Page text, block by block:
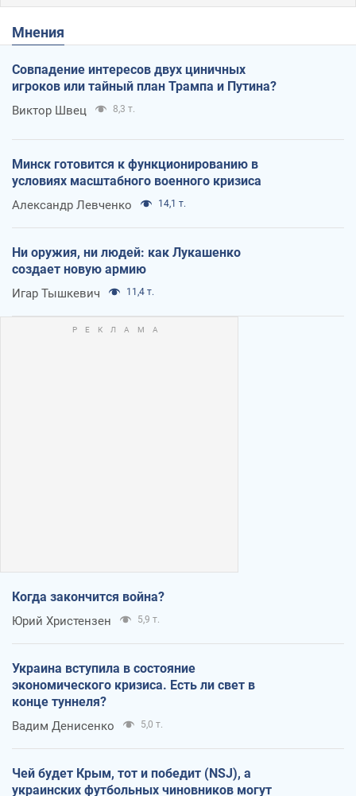
Мнения
Совпадение интересов двух циничных
игроков или тайный план Трампа и Путина?
Виктор Швец 8,3 т.
Минск готовится к функционированию в
условиях масштабного военного кризиса
Александр Левченко 14,1 т.
Ни оружия, ни людей: как Лукашенко
создает новую армию
Игар Тышкевич 11,4 т.
Когда закончится война?
Юрий Христензен 5,9 т.
Украина вступила в состояние
экономического кризиса. Есть ли свет в
конце туннеля?
Вадим Денисенко 5,0 т.
Чей будет Крым, тот и победит (NSJ), а
украинских футбольных чиновников могут